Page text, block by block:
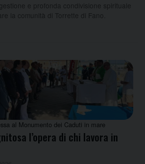
e profonda condivisione spirituale
la comunità di Torrette di Fano.
al Monumento dei Caduti in mare
l’opera di chi lavora in